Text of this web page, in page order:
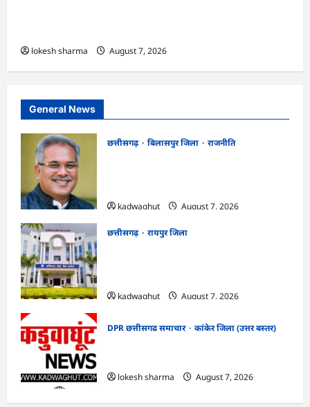
lokesh sharma August 7, 2026
General News
छत्तीसगढ़ बिलासपुर जिला
राजनीति
kadwaghut
August 7, 2026
छत्तीसगढ़
रायपुर जिला
kadwaghut
August 7, 2026
DPR छत्तीसगढ समाचार
कांकेर जिला (उत्तर बस्तर)
lokesh sharma
August 7, 2026